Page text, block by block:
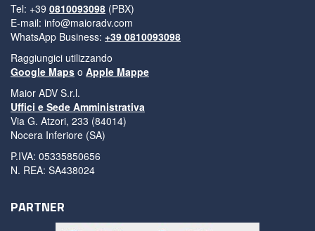
Tel: +39 0810093098 (PBX)
E-mail: info@maioradv.com
WhatsApp Business: +39 0810093098
Raggiungici utilizzando
Google Maps o Apple Mappe
Maior ADV S.r.l.
Uffici e Sede Amministrativa
Via G. Atzori, 233 (84014)
Nocera Inferiore (SA)
P.IVA: 05335850656
N. REA: SA438024
PARTNER